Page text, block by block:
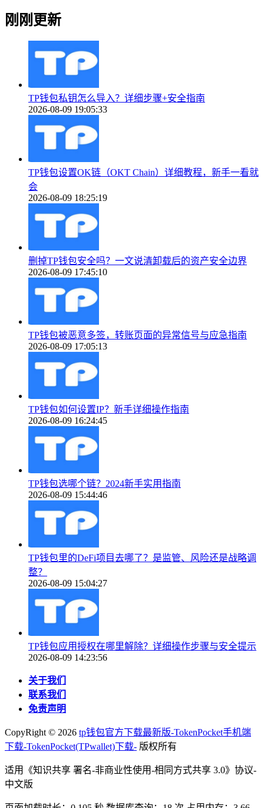
刚刚更新
TP钱包私钥怎么导入？详细步骤+安全指南
2026-08-09 19:05:33
TP钱包设置OK链（OKT Chain）详细教程，新手一看就
会
2026-08-09 18:25:19
删掉TP钱包安全吗？一文说清卸载后的资产安全边界
2026-08-09 17:45:10
TP钱包被恶意多签，转账页面的异常信号与应急指南
2026-08-09 17:05:13
TP钱包如何设置IP？新手详细操作指南
2026-08-09 16:24:45
TP钱包选哪个链？2024新手实用指南
2026-08-09 15:44:46
TP钱包里的DeFi项目去哪了？是监管、风险还是战略调
整？
2026-08-09 15:04:27
TP钱包应用授权在哪里解除？详细操作步骤与安全提示
2026-08-09 14:23:56
关于我们
联系我们
免责声明
CopyRight © 2026 tp钱包官方下载最新版-TokenPocket手机端
下载-TokenPocket(TPwallet)下载- 版权所有
适用《知识共享 署名-非商业性使用-相同方式共享 3.0》协议-
中文版